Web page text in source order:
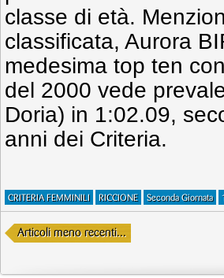
classe di età.
classificata, Aurora
medesima top ten
del 2000 vede
Doria) in 1:02.09,
anni dei Criteria.
CRITERIA FEMMINILI RICCIONE Seconda Giornata
Articoli meno recenti...